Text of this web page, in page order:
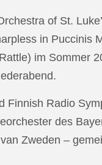
of St.
in Puccinis
im Sommer
Finnish Radio
des
Zweden –